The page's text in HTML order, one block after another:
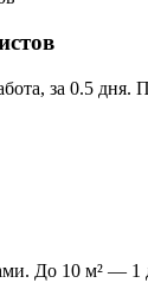
за 0.5 дня.
До 10 м² — 1